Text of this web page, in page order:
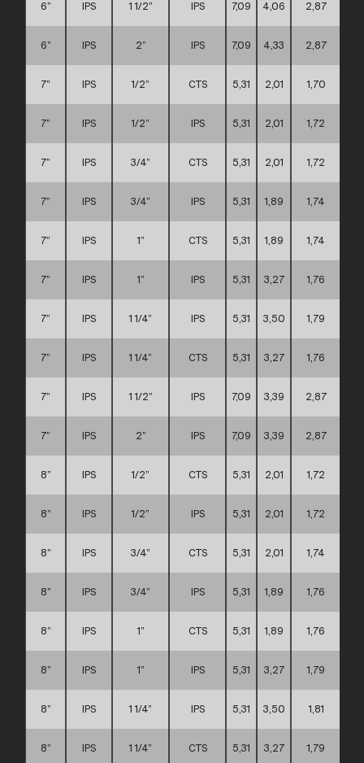
6” IPS 1 1/2” IPS 7,09 4,06 2,87
6” IPS 2” IPS 7,09 4,33 2,87
7” IPS 1/2” CTS 5,31 2,01 1,70
7” IPS 1/2” IPS 5,31 2,01 1,72
7” IPS 3/4” CTS 5,31 2,01 1,72
7” IPS 3/4” IPS 5,31 1,89 1,74
7” IPS 1” CTS 5,31 1,89 1,74
7” IPS 1” IPS 5,31 3,27 1,76
7” IPS 1 1/4” IPS 5,31 3,50 1,79
7” IPS 1 1/4” CTS 5,31 3,27 1,76
7” IPS 1 1/2” IPS 7,09 3,39 2,87
7” IPS 2” IPS 7,09 3,39 2,87
8” IPS 1/2” CTS 5,31 2,01 1,72
8” IPS 1/2” IPS 5,31 2,01 1,72
8” IPS 3/4” CTS 5,31 2,01 1,74
8” IPS 3/4” IPS 5,31 1,89 1,76
8” IPS 1” CTS 5,31 1,89 1,76
8” IPS 1” IPS 5,31 3,27 1,79
8” IPS 1 1/4” IPS 5,31 3,50 1,81
8” IPS 1 1/4” CTS 5,31 3,27 1,79